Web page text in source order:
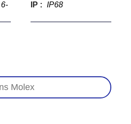
6-
IP : IP68